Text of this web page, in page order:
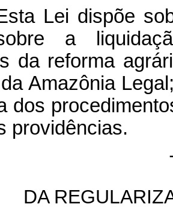
Lei dispõe
a
da reforma
Amazônia
dos
providências.
DA